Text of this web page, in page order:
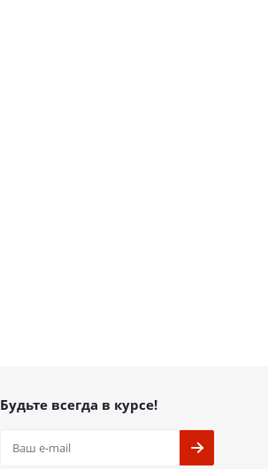
Будьте всегда в курсе!